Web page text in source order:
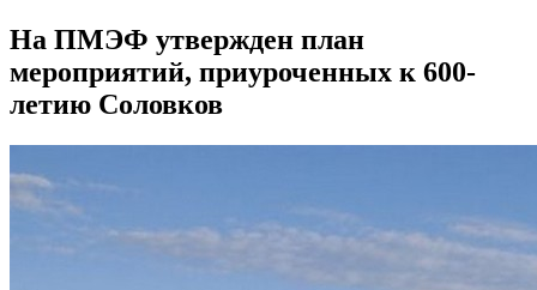
На ПМЭФ утвержден план
мероприятий, приуроченных к 600-
летию Соловков